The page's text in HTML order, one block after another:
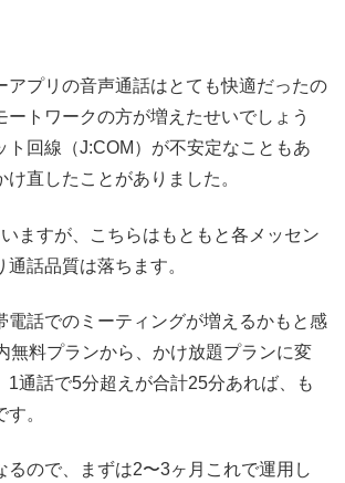
アプリの音声通話はとても快適だったの
ートワークの方が増えたせいでしょう
ト回線（J:COM）が不安定なこともあ
け直したことがありました。
ますが、こちらはもともと各メッセン
話品質は落ちます。
電話でのミーティングが増えるかもと感
無料プランから、かけ放題プランに変
1通話で5分超えが合計25分あれば、も
。
るので、まずは2〜3ヶ月これで運用し